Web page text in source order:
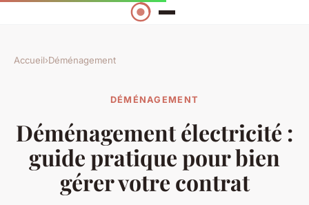
Accueil›Déménagement
DÉMÉNAGEMENT
Déménagement électricité :
guide pratique pour bien
gérer votre contrat